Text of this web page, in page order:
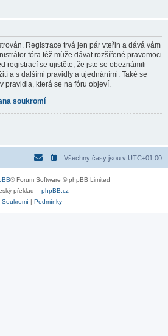
Registrace trvá jen pár vteřin a dává vám
fóra též může dávat rozšířené pravomoci
registrací se ujistěte, že jste se obeznámili
a s dalšími pravidly a ujednáními. Také se
pravidla, která se na fóru objeví.
soukromí
Všechny časy jsou v UTC+01:00
® Forum Software © phpBB Limited
překlad – phpBB.cz
Soukromí| Podmínky